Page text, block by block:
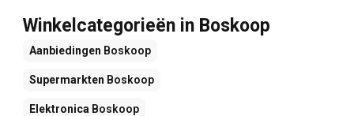
Winkelcategorieën in Boskoop
Aanbiedingen Boskoop
Supermarkten Boskoop
Elektronica Boskoop